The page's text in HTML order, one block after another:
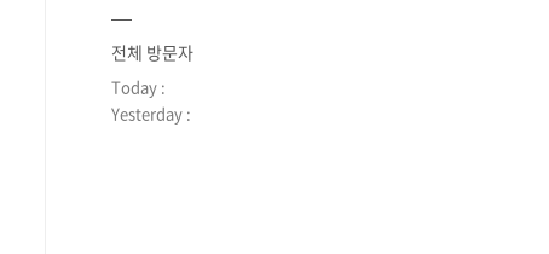
전체 방문자
Today :
Yesterday :